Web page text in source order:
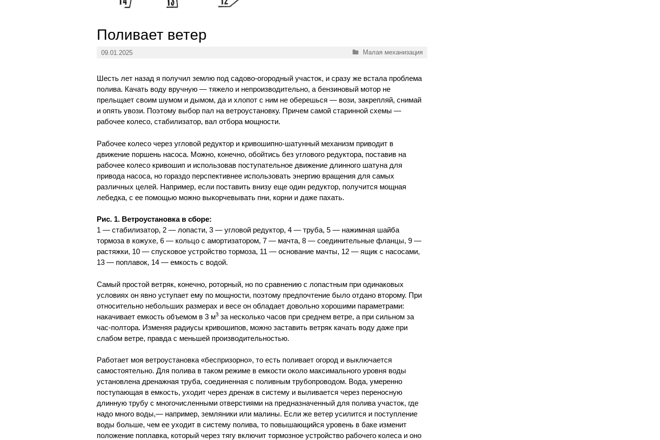
Поливает ветер
09.01.2025 Рубрики
Малая механизация
Шесть лет назад я получил землю под садово-огородный участок, и сразу же встала проблема
полива. Качать воду вручную — тяжело и непроизводительно, а бензиновый мотор не
прельщает своим шумом и дымом, да и хлопот с ним не оберешься — вози, закрепляй, снимай
и опять увози. Поэтому выбор пал на ветроустановку. Причем самой старинной схемы —
рабочее колесо, стабилизатор, вал отбора мощности.
Рабочее колесо через угловой редуктор и кривошипно-шатунный механизм приводит в
движение поршень насоса. Можно, конечно, обойтись без углового редуктора, поставив на
рабочее колесо кривошип и использовав поступательное движение длинного шатуна для
привода насоса, но гораздо перспективнее использовать энергию вращения для самых
различных целей. Например, если поставить внизу еще один редуктор, получится мощная
лебедка, с ее помощью можно выкорчевывать пни, корни и даже пахать.
Рис. 1. Ветроустановка в сборе:
1 — стабилизатор, 2 — лопасти, 3 — угловой редуктор, 4 — труба, 5 — нажимная шайба
тормоза в кожухе, 6 — кольцо с амортизатором, 7 — мачта, 8 — соединительные фланцы, 9 —
растяжки, 10 — спусковое устройство тормоза, 11 — основание мачты, 12 — ящик с насосами,
13 — поплавок, 14 — емкость с водой.
Самый простой ветряк, конечно, роторный, но по сравнению с лопастным при одинаковых
условиях он явно уступает ему по мощности, поэтому предпочтение было отдано второму. При
относительно небольших размерах и весе он обладает довольно хорошими параметрами:
накачивает емкость объемом в 3 м3 за несколько часов при среднем ветре, а при сильном за
час-полтора. Изменяя радиусы кривошипов, можно заставить ветряк качать воду даже при
слабом ветре, правда с меньшей производительностью.
Работает моя ветроустановка «беспризорно», то есть поливает огород и выключается
самостоятельно. Для полива в таком режиме в емкости около максимального уровня воды
установлена дренажная труба, соединенная с поливным трубопроводом. Вода, умеренно
поступающая в емкость, уходит через дренаж в систему и выливается через переносную
длинную трубу с многочисленными отверстиями на предназначенный для полива участок, где
надо много воды,— например, земляники или малины. Если же ветер усилится и поступление
воды больше, чем ее уходит в систему полива, то повышающийся уровень в баке изменит
положение поплавка, который через тягу включит тормозное устройство рабочего колеса и оно